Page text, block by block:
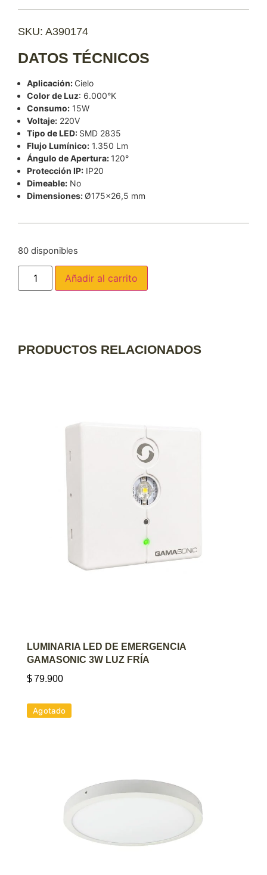
SKU: A390174
DATOS TÉCNICOS
Aplicación: Cielo
Color de Luz: 6.000°K
Consumo: 15W
Voltaje: 220V
Tipo de LED: SMD 2835
Flujo Lumínico: 1.350 Lm
Ángulo de Apertura: 120°
Protección IP: IP20
Dimeable: No
Dimensiones: Ø175×26,5 mm
80 disponibles
Añadir al carrito
PRODUCTOS RELACIONADOS
AGREGAR AL CARRITO
LUMINARIA LED DE EMERGENCIA
GAMASONIC 3W LUZ FRÍA
$79.900
Agotado